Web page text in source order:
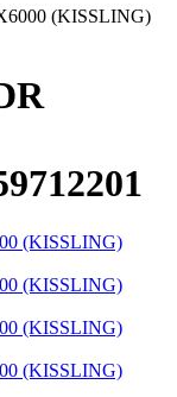
(KISSLING)